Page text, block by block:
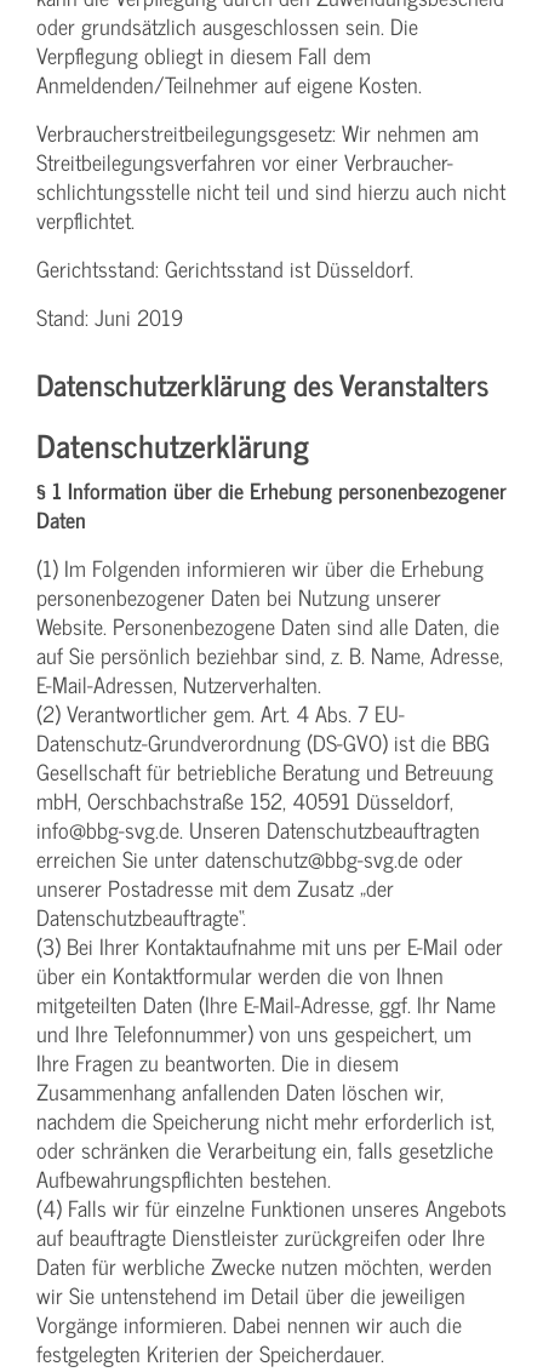
oder grundsätzlich ausgeschlossen sein. Die
Verpflegung obliegt in diesem Fall dem
Anmeldenden/­Teilnehmer auf eigene Kosten.
Verbraucher­streitbeilegungs­gesetz: Wir nehmen am
Streit­beilegungs­verfahren vor einer Verbraucher­
schlichtungs­stelle nicht teil und sind hierzu auch nicht
verpflichtet.
Gerichtsstand: Gerichtsstand ist Düsseldorf.
Stand: Juni 2019
Datenschutzerklärung des Veranstalters
Datenschutzerklärung
§ 1 Information über die Erhebung personenbezogener
Daten
(1) Im Folgenden informieren wir über die Erhebung
personenbezogener Daten bei Nutzung unserer
Website. Personenbezogene Daten sind alle Daten, die
auf Sie persönlich beziehbar sind, z. B. Name, Adresse,
E-Mail-Adressen, Nutzerverhalten.
(2) Verantwortlicher gem. Art. 4 Abs. 7 EU-
Datenschutz-Grundverordnung (DS-GVO) ist die BBG
Gesellschaft für betriebliche Beratung und Betreuung
mbH, Oerschbachstraße 152, 40591 Düsseldorf,
info@bbg-svg.de. Unseren Datenschutzbeauftragten
erreichen Sie unter datenschutz@bbg-svg.de oder
unserer Postadresse mit dem Zusatz „der
Datenschutzbeauftragte“.
(3) Bei Ihrer Kontaktaufnahme mit uns per E-Mail oder
über ein Kontaktformular werden die von Ihnen
mitgeteilten Daten (Ihre E-Mail-Adresse, ggf. Ihr Name
und Ihre Telefonnummer) von uns gespeichert, um
Ihre Fragen zu beantworten. Die in diesem
Zusammenhang anfallenden Daten löschen wir,
nachdem die Speicherung nicht mehr erforderlich ist,
oder schränken die Verarbeitung ein, falls gesetzliche
Aufbewahrungspflichten bestehen.
(4) Falls wir für einzelne Funktionen unseres Angebots
auf beauftragte Dienstleister zurückgreifen oder Ihre
Daten für werbliche Zwecke nutzen möchten, werden
wir Sie untenstehend im Detail über die jeweiligen
Vorgänge informieren. Dabei nennen wir auch die
festgelegten Kriterien der Speicherdauer.